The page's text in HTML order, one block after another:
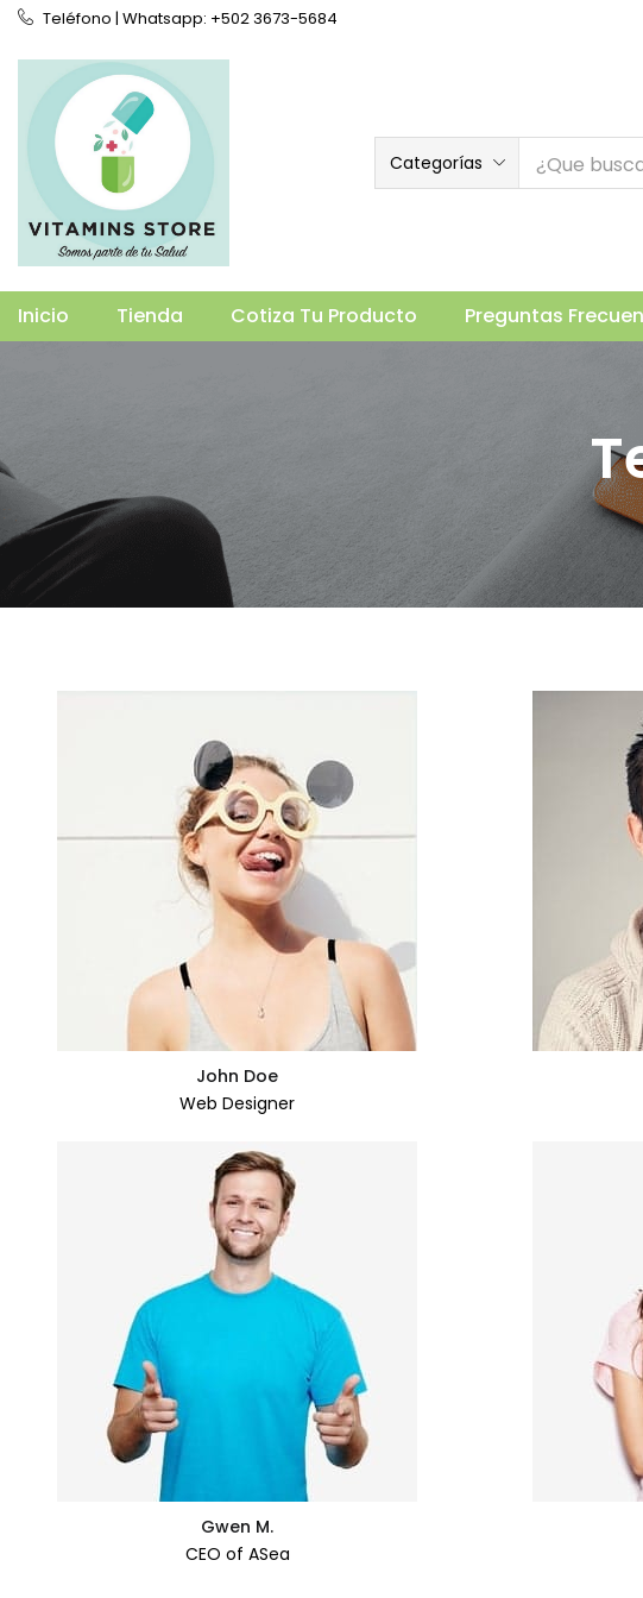
Teléfono | Whatsapp: +502 3673-5684
Categorías
Inicio Tienda Cotiza Tu Producto Preguntas
John Doe
Web Designer
Gwen M.
CEO of ASea